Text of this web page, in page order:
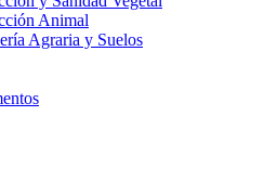
Animal
Agraria y Suelos